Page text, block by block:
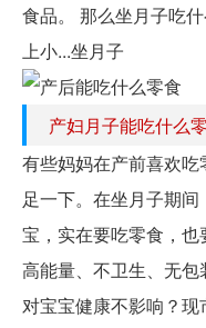
食品。 那么坐月子吃
上小...坐月子
产妇月子能吃什么
有些妈妈在产前喜欢
足一下。在坐月子期
宝，实在要吃零食，也
高能量、不卫生、无
对宝宝健康不影响？现